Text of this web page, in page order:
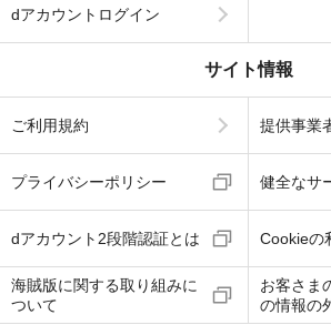
dアカウントログイン
サイト情報
ご利用規約 提供事業
プライバシーポリシー 健全なサ
dアカウント2段階認証とは Cookieの
海賊版に関する取り組みに
ついて
お客さま
の情報の